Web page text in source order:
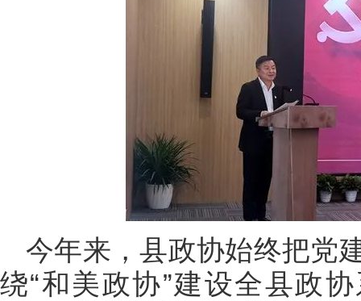
今年来，县政协始终把党
绕“和美政协”建设全县政